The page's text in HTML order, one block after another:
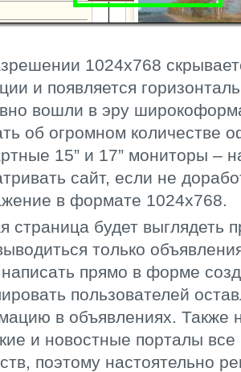
1024х768
и появляется
вошли в эру
об огромном количестве
15” и 17” мониторы –
сайт, если не
в формате 1024х768.
страница будет выглядеть
только
прямо в форме
пользователей
в объявлениях. Также
и новостные порталы
поэтому настоятельно